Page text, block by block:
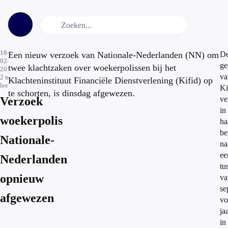
18-
02-
2014
2 min.
leestijd
Verzoek
woekerpolis
Nationale-
Nederlanden
opnieuw
afgewezen
Een nieuw verzoek van Nationale-Nederlanden (NN) om
twee klachtzaken over woekerpolissen bij het
Klachteninstituut Financiële Dienstverlening (Kifid) op
te schorten, is dinsdag afgewezen.
in
in